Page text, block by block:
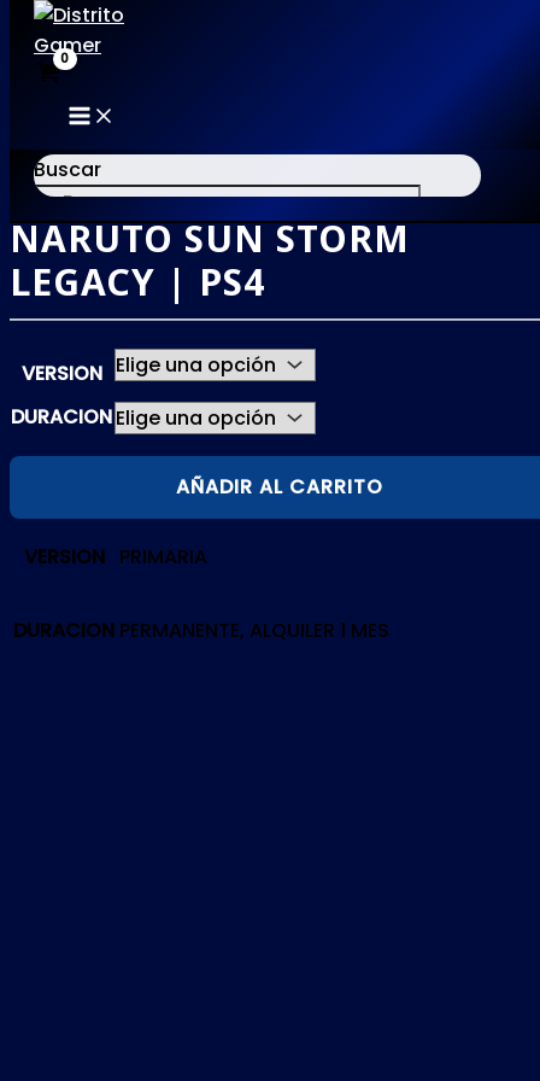
al
contenido
MAIN
MENU
Buscar
×
NARUTO SUN STORM
LEGACY | PS4
VERSION
DURACION
NARUTO
LEGACY
PS4
AÑADIR AL CARRITO
VERSION PRIMARIA
DURACION PERMANENTE, ALQUILER 1 MES